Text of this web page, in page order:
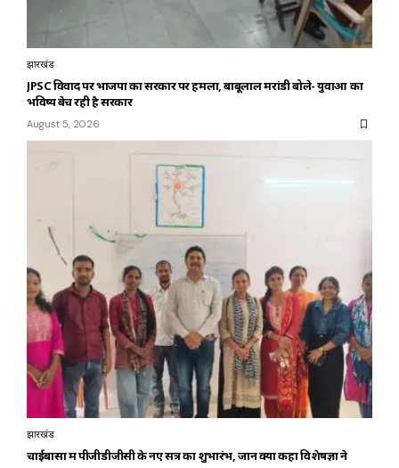
झारखंड
JPSC विवाद पर भाजपा का सरकार पर हमला, बाबूलाल मरांडी बोले- युवाओं का
भविष्य बेच रही है सरकार
August 5, 2026
झारखंड
चाईबासा में पीजीडीजीसी के नए सत्र का शुभारंभ, जानें क्या कहा विशेषज्ञों ने